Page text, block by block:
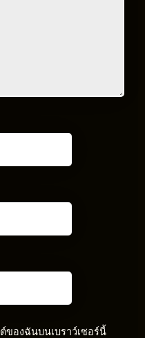
ของฉันบนเบราว์เซอร์นี้